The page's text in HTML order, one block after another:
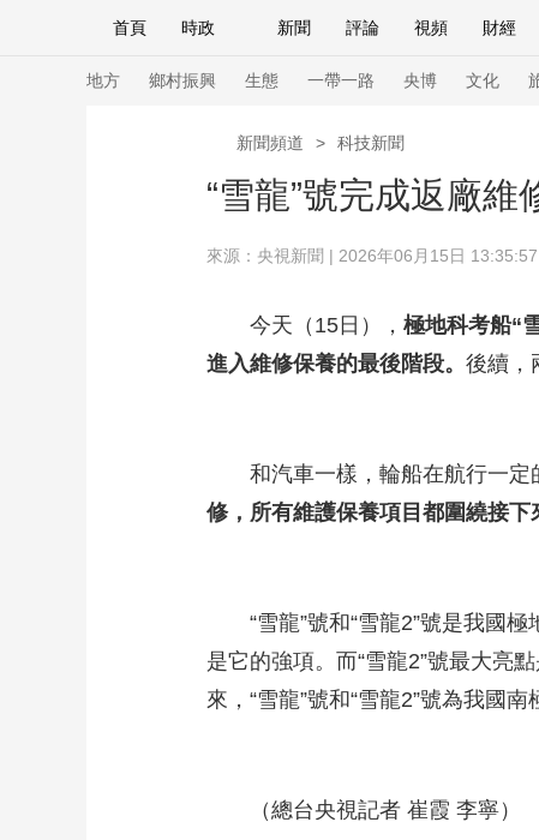
首頁 時政 新聞 評論 視頻 財經
人民領袖習近平 中國領導人 央視快評 習
直播 片庫 欄目大全 節目單 聽音 微視頻
海外頻道 iPanda English Монгол
地方 鄉村振興 生態 一帶一路 央博 文化
聯播+ 熱解讀 天天學習
小央視頻 小央直播 直播中國 熊
競猜 2026年世界盃 2026年
CCTV奧林匹克頻道 生活體育大會
大國展會 大國保險 雲頂對話
新聞頻道 > 科技新聞
“雪龍”號完成返廠維
來源： 央視新聞 | 2026年06月15日 13:35:57
今天（15日）， 極地科考船“
進入維修保養的最後階段。 後續，
和汽車一樣，輪船在航行一定
修，所有維護保養項目都圍繞接下
“雪龍”號和“雪龍2”號是我國極
是它的強項。而“雪龍2”號最大亮
來，“雪龍”號和“雪龍2”號為我國
（總台央視記者 崔霞 李寧）